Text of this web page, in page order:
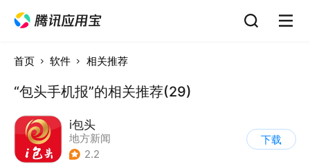
首页 软件 相关推荐
“包头手机报”的相关推荐(29)
i包头
地方新闻
2.2
下载